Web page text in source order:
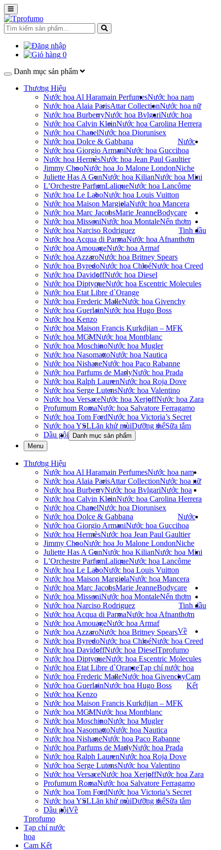
0
Danh mục sản phẩm
Thương Hiệu
Nước hoa Al Haramain Perfumes
Nước hoa Alaia ParisAttar Collection
Nước hoa BurberryNước hoa Bvlgari
Nước hoa Calvin KleinNước hoa Carolina Herrera
Nước hoa ChanelNước hoa Dior
Nước hoa Dolce & Gabbana
Nước hoa Giorgio ArmaniNước hoa Gucci
Nước hoa HermèsNước hoa Jean Paul Gaultier
Jimmy ChooNước hoa Jo Malone London
Juliette Has A GunNước hoa Kilian
L’Orchestre ParfumLaliqueNước hoa Lancôme
Nước hoa Le LaboNước hoa Louis Vuitton
Nước hoa Maison MargielaNước hoa Mancera
Nước hoa Marc JacobsMarie Jeanne
Nước hoa MissoniNước hoa Montale
Nước hoa Narciso Rodriguez
Nước hoa Acqua di ParmaNước hoa Afnan
Nước hoa AmouageNước hoa Armaf
Nước hoa AzzaroNước hoa Britney Spears
Nước hoa ByredoNước hoa ChloéNước hoa Creed
Nước hoa DavidoffNước hoa Diesel
Nước hoa DiptyqueNước hoa Escentric Molecules
Nước hoa Etat Libre d`Orange
Nước hoa Frederic MalleNước hoa Givenchy
Nước hoa GuerlainNước hoa Hugo Boss
Nước hoa Kenzo
Nước hoa Maison Francis Kurkdjian – MFK
Nước hoa MCMNước hoa Montblanc
Nước hoa MoschinoNước hoa Mugler
Nước hoa NasomattoNước hoa Nautica
Nước hoa NishaneNước hoa Paco Rabanne
Nước hoa Parfums de MarlyNước hoa Prada
Nước hoa Ralph LaurenNước hoa Roja Dove
Nước hoa Serge LutensNước hoa Valentino
Nước hoa VersaceNước hoa XerjoffNước hoa Zara
Profumum RomaNước hoa Salvatore Ferragamo
Nước hoa Tom FordNước hoa Victoria’s Secret
Nước hoa YSL
Nước hoa nam
Nước hoa nữ
Nước hoa
unisex
Nước
hoa
Niche
Nước hoa Mini
Bodycare
Lăn khử mùiDưỡng thểSữa tắm
Dầu gội
Nến thơm
Tinh dầu
thơm
Danh mục sản phẩm
Menu
Thương Hiệu
Nước hoa Al Haramain Perfumes
Nước hoa Alaia ParisAttar Collection
Nước hoa BurberryNước hoa Bvlgari
Nước hoa Calvin KleinNước hoa Carolina Herrera
Nước hoa ChanelNước hoa Dior
Nước hoa Dolce & Gabbana
Nước hoa Giorgio ArmaniNước hoa Gucci
Nước hoa HermèsNước hoa Jean Paul Gaultier
Jimmy ChooNước hoa Jo Malone London
Juliette Has A GunNước hoa Kilian
L’Orchestre ParfumLaliqueNước hoa Lancôme
Nước hoa Le LaboNước hoa Louis Vuitton
Nước hoa Maison MargielaNước hoa Mancera
Nước hoa Marc JacobsMarie Jeanne
Nước hoa MissoniNước hoa Montale
Nước hoa Narciso Rodriguez
Nước hoa Acqua di ParmaNước hoa Afnan
Nước hoa AmouageNước hoa Armaf
Nước hoa AzzaroNước hoa Britney Spears
Nước hoa ByredoNước hoa ChloéNước hoa Creed
Nước hoa DavidoffNước hoa Diesel
Nước hoa DiptyqueNước hoa Escentric Molecules
Nước hoa Etat Libre d`Orange
Nước hoa Frederic MalleNước hoa Givenchy
Nước hoa GuerlainNước hoa Hugo Boss
Nước hoa Kenzo
Nước hoa Maison Francis Kurkdjian – MFK
Nước hoa MCMNước hoa Montblanc
Nước hoa MoschinoNước hoa Mugler
Nước hoa NasomattoNước hoa Nautica
Nước hoa NishaneNước hoa Paco Rabanne
Nước hoa Parfums de MarlyNước hoa Prada
Nước hoa Ralph LaurenNước hoa Roja Dove
Nước hoa Serge LutensNước hoa Valentino
Nước hoa VersaceNước hoa XerjoffNước hoa Zara
Profumum RomaNước hoa Salvatore Ferragamo
Nước hoa Tom FordNước hoa Victoria’s Secret
Nước hoa YSL
Nước hoa nam
Nước hoa nữ
Nước hoa
unisex
Nước
hoa
Niche
Nước hoa Mini
Bodycare
Lăn khử mùiDưỡng thểSữa tắm
Dầu gội
Nến thơm
Tinh dầu
thơm
Về
Tprofumo
Tạp chí nước hoa
Cam
Kết
Về
Tprofumo
Tạp chí nước
hoa
Cam Kết